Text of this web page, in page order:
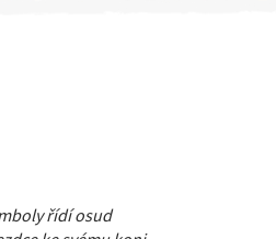
řídí osud